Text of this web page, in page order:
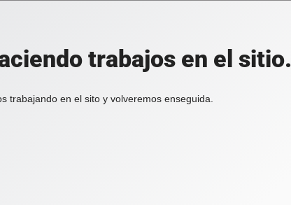
trabajos en el sitio.
trabajando en el sito y volveremos enseguida.